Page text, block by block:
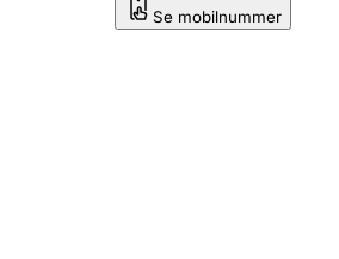
Se mobilnummer